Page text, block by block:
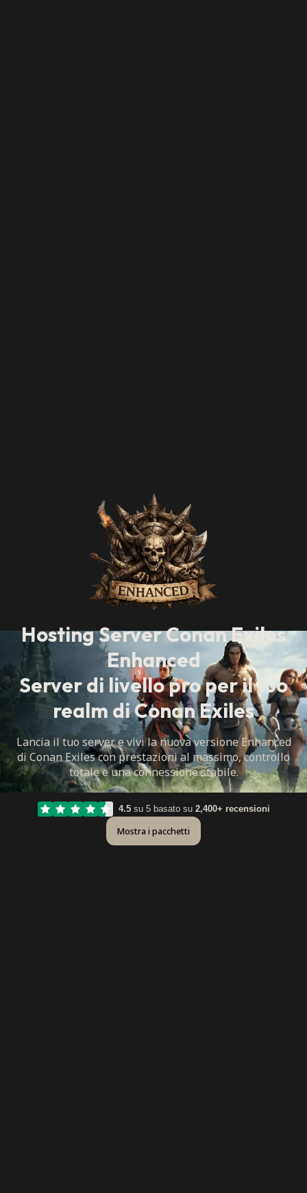
Hosting Server Conan Exiles
Enhanced
Server di livello pro per il tuo
realm di Conan Exiles
Lancia il tuo server e vivi la nuova versione Enhanced
di Conan Exiles con prestazioni al massimo, controllo
totale e una connessione stabile.
4.5su 5 basato su 2,400+ recensioni
Mostra i pacchetti